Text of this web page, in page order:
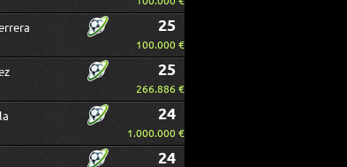
25
100.000 €
25
266.886 €
24
1.000.000 €
24